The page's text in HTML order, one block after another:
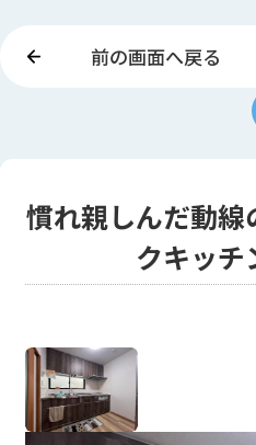
前の画面へ戻る
慣れ親しんだ動線
クキッチ